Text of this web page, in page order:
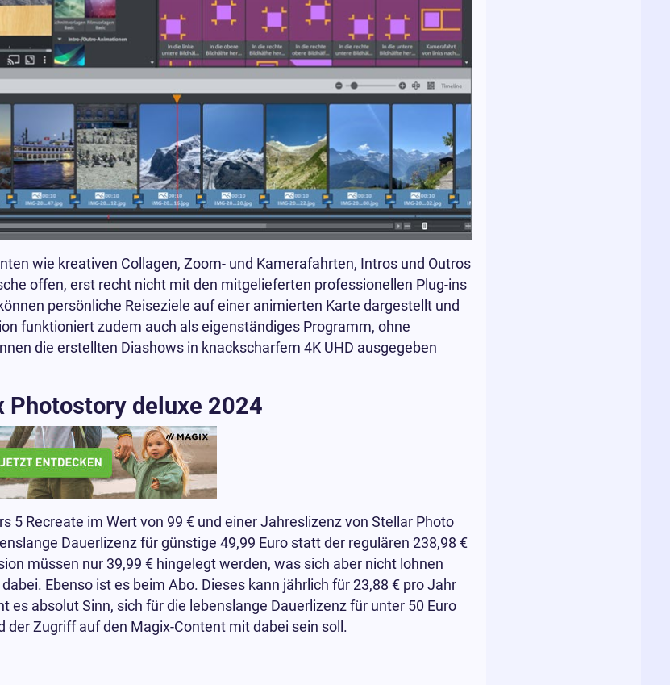
wie kreativen Collagen, Zoom- und Kamerafahrten, Intros und Outros
offen, erst recht nicht mit den mitgelieferten professionellen Plug-ins
persönliche Reiseziele auf einer animierten Karte dargestellt und
funktioniert zudem auch als eigenständiges Programm, ohne
die erstellten Diashows in knackscharfem 4K UHD ausgegeben
Photostory deluxe 2024
5 Recreate im Wert von 99 € und einer Jahreslizenz von Stellar Photo
Dauerlizenz für günstige 49,99 Euro statt der regulären 238,98 €
müssen nur 39,99 € hingelegt werden, was sich aber nicht lohnen
Ebenso ist es beim Abo. Dieses kann jährlich für 23,88 € pro Jahr
absolut Sinn, sich für die lebenslange Dauerlizenz für unter 50 Euro
Zugriff auf den Magix-Content mit dabei sein soll.